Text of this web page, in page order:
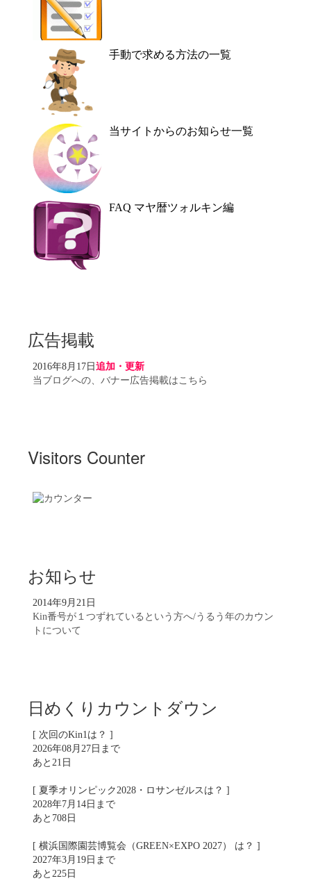
手動で求める方法の一覧
当サイトからのお知らせ一覧
FAQ マヤ暦ツォルキン編
広告掲載
2016年8月17日追加・更新
当ブログへの、バナー広告掲載はこちら
Visitors Counter
お知らせ
2014年9月21日
Kin番号が１つずれているという方へ/うるう年のカウン
トについて
日めくりカウントダウン
[ 次回のKin1は？ ]
2026年08月27日まで
あと21日
[ 夏季オリンピック2028・ロサンゼルスは？ ]
2028年7月14日まで
あと708日
[ 横浜国際園芸博覧会（GREEN×EXPO 2027） は？ ]
2027年3月19日まで
あと225日